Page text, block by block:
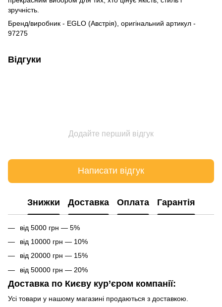
зручність.
Бренд/виробник - EGLO (Австрія), оригінальний артикул -
97275
Відгуки
Додайте перший відгук
Написати відгук
Знижки Доставка Оплата Гарантія
від 5000 грн — 5%
від 10000 грн — 10%
від 20000 грн — 15%
від 50000 грн — 20%
Доставка по Києву кур’єром компанії:
Усі товари у нашому магазині продаються з доставкою.